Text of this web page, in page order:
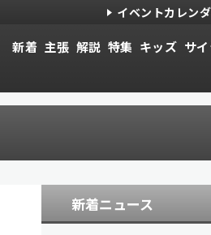
イベントカレン
新着 主張 解説 特集 キッズ サ
新着ニュース